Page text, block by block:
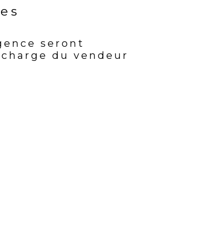
seront
du vendeur